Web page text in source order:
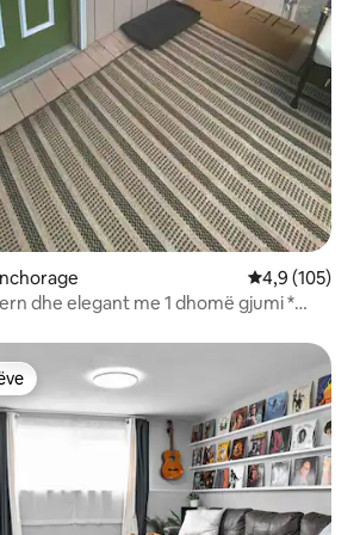
Vlerësimi
4,9 (105)
dhe elegant me 1 dhomë gjumi *